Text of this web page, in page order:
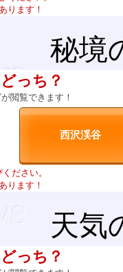
ります！
秘境
っち？
閲覧できます！
ださい。
ります！
天気
っち？